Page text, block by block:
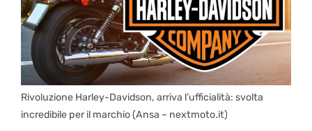
Rivoluzione Harley-Davidson, arriva l’ufficialità: svolta
incredibile per il marchio (Ansa – nextmoto.it)